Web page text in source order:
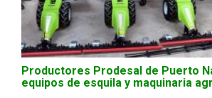
Productores Prodesal de Puerto
equipos de esquila y maquinaria